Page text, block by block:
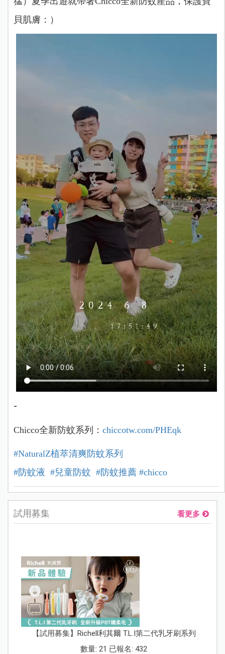
貝肌膚：）
-
Chicco全新防蚊系列： chiccotw.com/PHEqk
#NaturalZ植萃清爽防蚊系列
#防蚊液 #兒童防蚊 #防蚊推薦 #chicco
試用募集 看更多
【試用募集】Richell利其爾 T.L.I第二代乳牙刷系列
數量: 21 已報名: 432